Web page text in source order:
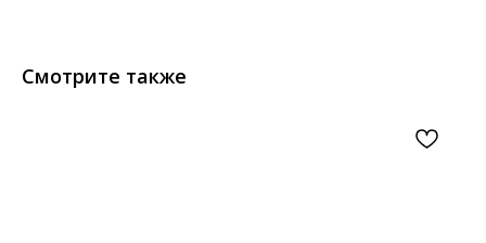
Смотрите также